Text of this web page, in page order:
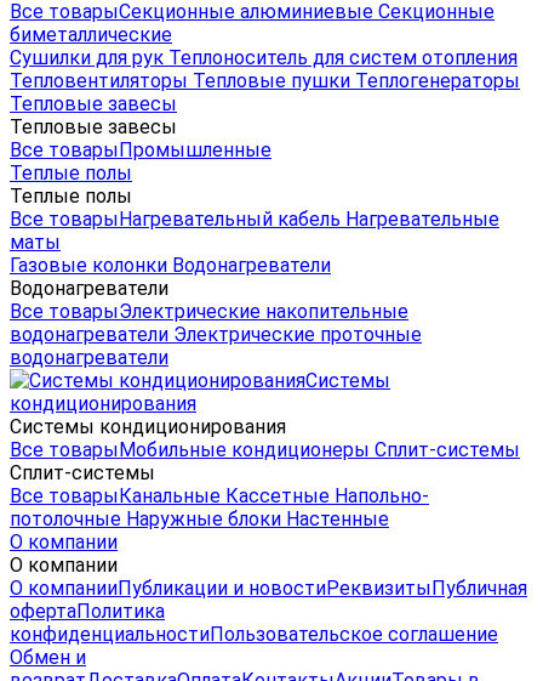
Все товарыСекционные алюминиевые Секционные
биметаллические
Сушилки для рук Теплоноситель для систем отопления
Тепловентиляторы Тепловые пушки Теплогенераторы
Тепловые завесы
Тепловые завесы
Все товарыПромышленные
Теплые полы
Теплые полы
Все товарыНагревательный кабель Нагревательные
маты
Газовые колонки Водонагреватели
Водонагреватели
Все товарыЭлектрические накопительные
водонагреватели Электрические проточные
водонагреватели
Системы
кондиционирования
Системы кондиционирования
Все товарыМобильные кондиционеры Сплит-системы
Сплит-системы
Все товарыКанальные Кассетные Напольно-
потолочные Наружные блоки Настенные
О компании
О компании
О компанииПубликации и новостиРеквизитыПубличная
офертаПолитика
конфиденциальностиПользовательское соглашение
Обмен и